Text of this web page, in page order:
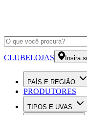
CLUBELOJAS Insira
PAÍS E REGIÃO
PRODUTORES
TIPOS E UVAS